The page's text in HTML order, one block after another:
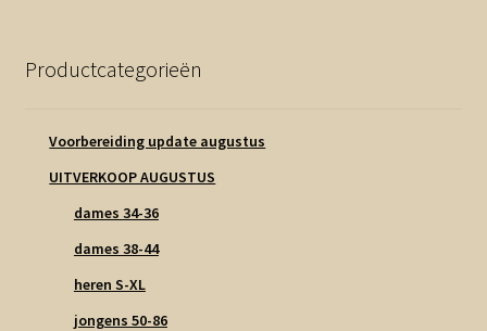
Productcategorieën
Voorbereiding update augustus
UITVERKOOP AUGUSTUS
dames 34-36
dames 38-44
heren S-XL
jongens 50-86